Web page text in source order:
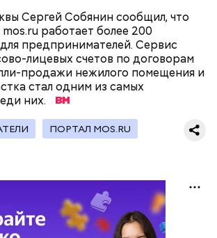
Сергей Собянин сообщил, что
работает более 200
предпринимателей. Сервис
лицевых счетов по договорам
продажи нежилого помещения и
стал одним из самых
них.
ПОРТАЛ MOS.RU
велоинфраструктура «Зеленого
в пяти округах города,
ЦОДД:
версий, какой именно дом
жилища Мастера. Но согласно
— это подвал дома № 9, что в
Здесь жили друзья
Топлениновы. Писатель часто
в гости и работал над «Мастером и
зоопарка является дикий
С ним можно даже немного
же, за защитным стеклом.
котику весело резвиться с